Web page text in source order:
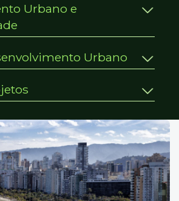
A−
↺
Urbano e
Urbano